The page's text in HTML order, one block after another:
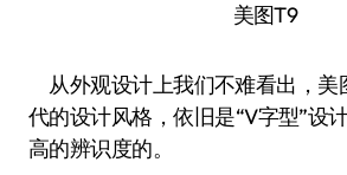
美图T9
从外观设计上我们不难看出，美
代的设计风格，依旧是“V字型”设
高的辨识度的。